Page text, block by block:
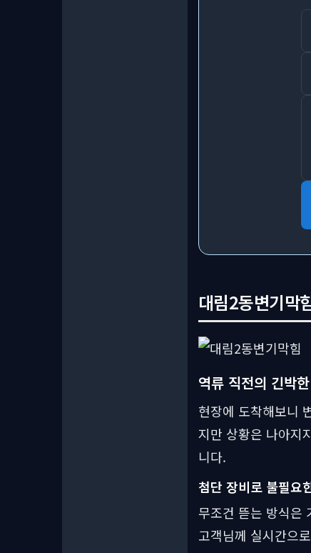
대림2동변기막
역류 직전의 긴박
현장에 도착해보니
지만 상황은 나아지
니다.
첨단 장비로 불필요
무조건 뜯는 방식은
고객님께 실시간으